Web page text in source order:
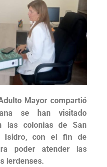
Mayor compartió
se han visitado
las colonias de San
Isidro, con el fin de
poder atender las
lerdenses.